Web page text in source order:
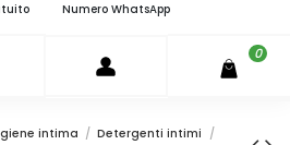
Numero WhatsApp
0
intima
Detergenti intimi